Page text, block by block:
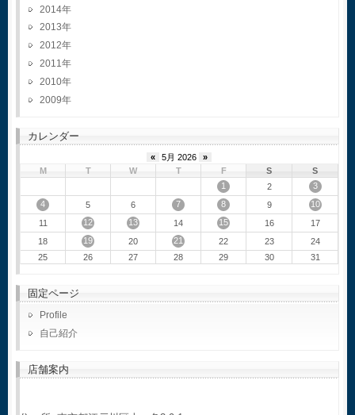
2014
2013
2012
2011
2010
2009
カレンダー
« 5月 2026
»
M
T W T F S
S
1
2
3
4
5 6 7 8 9
10
11
12 13 14 15 16
17
18
19 20 21 22 23
24
25
26 27 28 29 30 31
固定ページ
Profile
自己紹介
店舗案内